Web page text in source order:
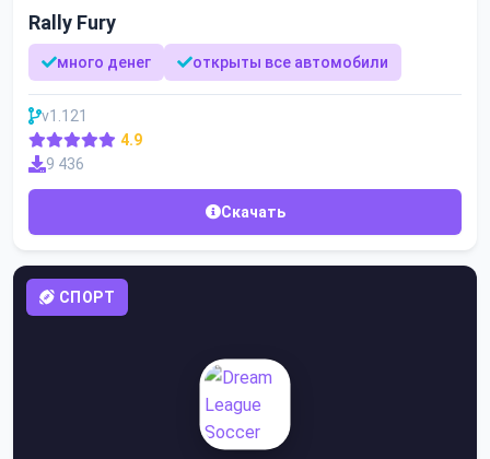
Rally Fury
много денег открыты все автомобили
v1.121
4.9
9 436
Скачать
СПОРТ